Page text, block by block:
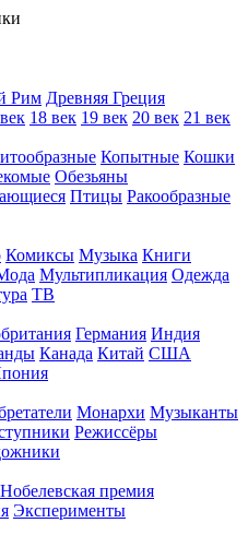
Рим Древняя Греция
18 век 19 век 20 век 21 век
Копытные Кошки
Обезьяны
Птицы Ракообразные
Комиксы Музыка Книги
Мультипликация Одежда
ТВ
Германия Индия
Канада Китай США
Монархи Музыканты
Режиссёры
Нобелевская премия
Эксперименты